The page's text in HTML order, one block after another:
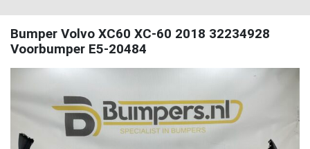
Bumper Volvo XC60 XC-60 2018 32234928
Voorbumper E5-20484